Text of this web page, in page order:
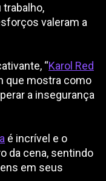
trabalho,
valeram a
“Karol Red
que mostra como
a insegurança
é incrível e o
da cena, sentindo
em seus